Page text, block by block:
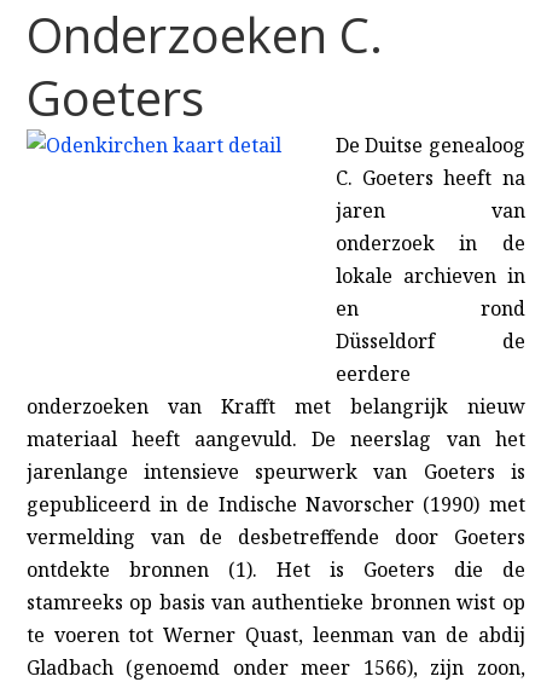
Onderzoeken C.
Goeters
De Duitse genealoog
C. Goeters heeft na
jaren van
onderzoek in de
lokale archieven in
en rond
Düsseldorf de
eerdere
onderzoeken van Krafft met belangrijk nieuw
materiaal heeft aangevuld. De neerslag van het
jarenlange intensieve speurwerk van Goeters is
gepubliceerd in de Indische Navorscher (1990) met
vermelding van de desbetreffende door Goeters
ontdekte bronnen (1). Het is Goeters die de
stamreeks op basis van authentieke bronnen wist op
te voeren tot Werner Quast, leenman van de abdij
Gladbach (genoemd onder meer 1566), zijn zoon,